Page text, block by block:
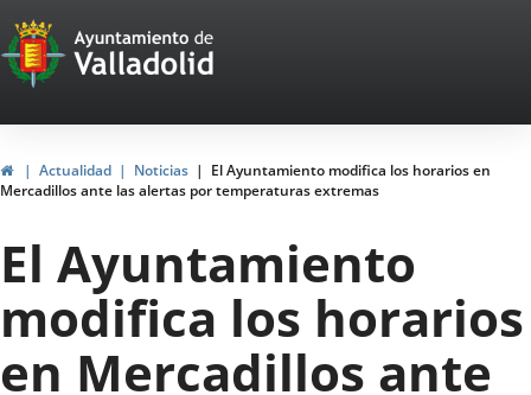
Portal
Web
del
Ayuntamiento
de
Valladolid
InicioActualidad Noticias
El Ayuntamiento modifica los horarios en
Mercadillos ante las alertas por temperaturas extremas
El Ayuntamiento
modifica los horarios
en Mercadillos ante